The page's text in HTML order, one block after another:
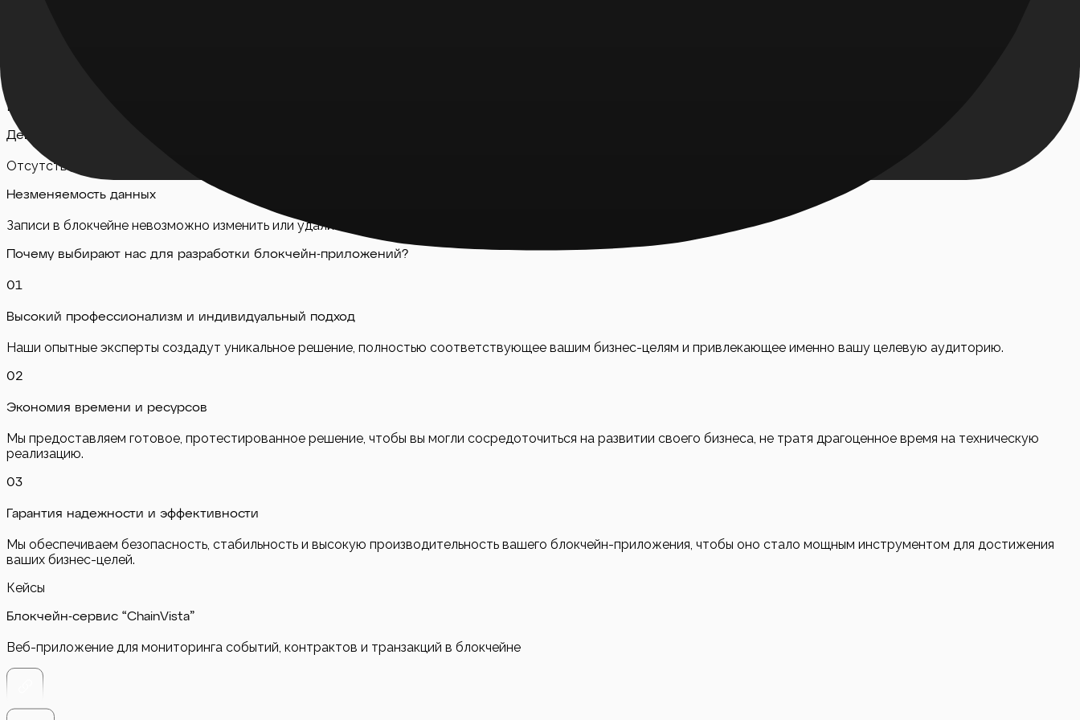
Все транзакции записываются в публичный реестр, что позволяет участникам проверять и подтверждать операции.
Децентрализация
Отсутствие центрального управляющего органа снижает риски злоупотреблений и сбоев системы.
Незменяемость данных
Записи в блокчейне невозможно изменить или удалить, что обеспечивает их долговечность и надёжность.
Почему выбирают нас для разработки блокчейн-приложений?
01
Высокий профессионализм и индивидуальный подход
Наши опытные эксперты создадут уникальное решение, полностью соответствующее вашим бизнес-целям и привлекающее именно вашу целевую аудиторию.
02
Экономия времени и ресурсов
Мы предоставляем готовое, протестированное решение, чтобы вы могли сосредоточиться на развитии своего бизнеса, не тратя драгоценное время на техническую
реализацию.
03
Гарантия надежности и эффективности
Мы обеспечиваем безопасность, стабильность и высокую производительность вашего блокчейн-приложения, чтобы оно стало мощным инструментом для достижения
ваших бизнес-целей.
Кейсы
Блокчейн-сервис “ChainVista”
Веб-приложение для мониторинга событий, контрактов и транзакций в блокчейне